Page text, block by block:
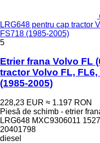
LRG648 pentru cap tractor
FS718 (1985-2005)
5
Etrier frana Volvo FL
tractor Volvo FL, FL6,
(1985-2005)
228,23 EUR ≈ 1.197 RON
Piesă de schimb - etrier
LRG648 MXC9306011
20401798
diesel